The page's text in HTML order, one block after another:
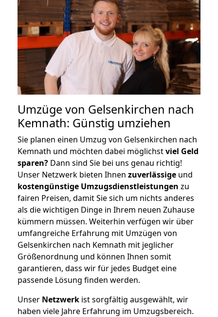
Umzüge von Gelsenkirchen nach
Kemnath: Günstig umziehen
Sie planen einen Umzug von Gelsenkirchen nach
Kemnath und möchten dabei möglichstviel Geld
sparen? Dann sind Sie bei uns genau richtig!
Unser Netzwerk bieten Ihnen zuverlässige und
kostengünstige Umzugsdienstleistungen zu
fairen Preisen, damit Sie sich um nichts anderes
als die wichtigen Dinge in Ihrem neuen Zuhause
kümmern müssen. Weiterhin verfügen wir über
umfangreiche Erfahrung mit Umzügen von
Gelsenkirchen nach Kemnath mit jeglicher
Größenordnung und können Ihnen somit
garantieren, dass wir für jedes Budget eine
passende Lösung finden werden.
Unser Netzwerk ist sorgfältig ausgewählt, wir
haben viele Jahre Erfahrung im Umzugsbereich.